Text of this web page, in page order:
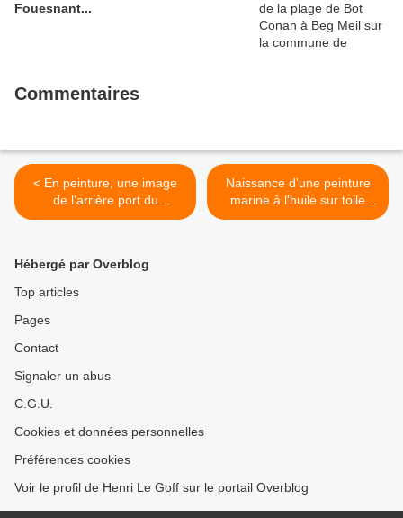
Fouesnant...
Commentaires
< En peinture, une image
de l’arrière port du
Guilvinec avec ces bateaux
Naissance d'une peinture
marine à l'huile sur toile
d'un port breton bien
Hébergé par Overblog
Top articles
Pages
Contact
Signaler un abus
C.G.U.
Cookies et données personnelles
Préférences cookies
Voir le profil de Henri Le Goff sur le portail Overblog